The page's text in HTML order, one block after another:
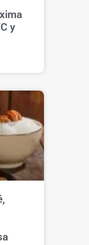
y